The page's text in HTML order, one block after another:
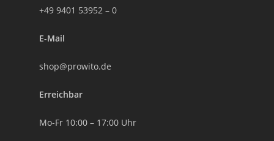
+49 9401 53952 – 0
E-Mail
shop@prowito.de
Erreichbar
Mo-Fr 10:00 – 17:00 Uhr